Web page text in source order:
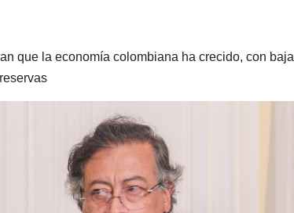
que la economía colombiana ha crecido, con baja